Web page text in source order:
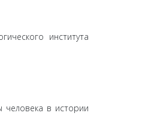
института
человека в истории